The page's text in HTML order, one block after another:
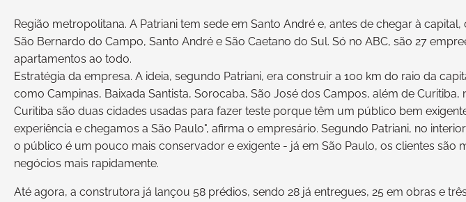
Região metropolitana. A Patriani tem sede em Santo André e, antes de chegar à
São Bernardo do Campo, Santo André e São Caetano do Sul. Só no ABC, são 27
apartamentos ao todo.
Estratégia da empresa. A ideia, segundo Patriani, era construir a 100 km do raio da
como Campinas, Baixada Santista, Sorocaba, São José dos Campos, além de Curitiba,
Curitiba são duas cidades usadas para fazer teste porque têm um público bem
experiência e chegamos a São Paulo", afirma o empresário. Segundo Patriani, no
o público é um pouco mais conservador e exigente - já em São Paulo, os clientes são
negócios mais rapidamente.
Até agora, a construtora já lançou 58 prédios, sendo 28 já entregues, 25 em obras e